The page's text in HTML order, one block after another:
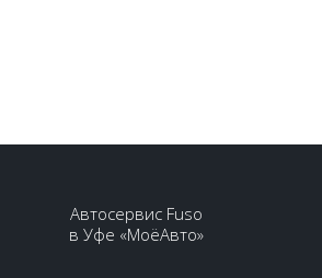
Автосервис Fuso
в Уфе «МоёАвто»